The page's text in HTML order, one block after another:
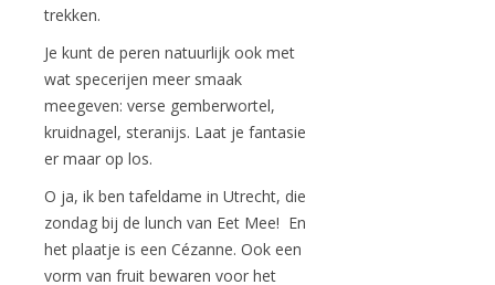
trekken.
Je kunt de peren natuurlijk ook met
wat specerijen meer smaak
meegeven: verse gemberwortel,
kruidnagel, steranijs. Laat je fantasie
er maar op los.
O ja, ik ben tafeldame in Utrecht, die
zondag bij de lunch van Eet Mee! En
het plaatje is een Cézanne. Ook een
vorm van fruit bewaren voor het